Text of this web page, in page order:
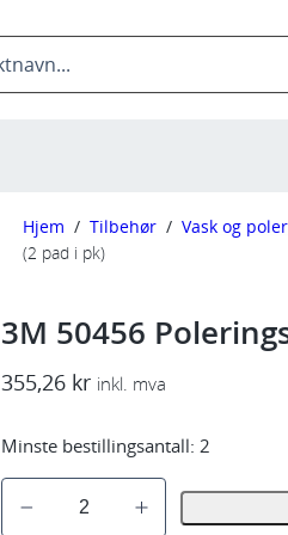
Hjem / Tilbehør / Vask og
(2 pad i pk)
3M 50456
355,26 kr inkl. mva
Minste bestillingsantall: 2
M